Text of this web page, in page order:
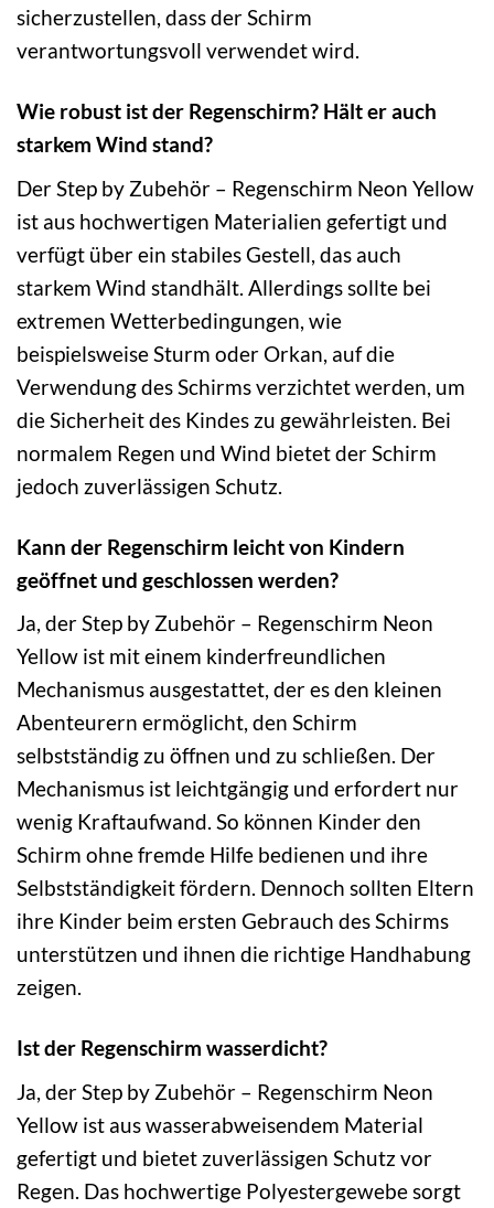
sicherzustellen, dass der Schirm
verantwortungsvoll verwendet wird.
Wie robust ist der Regenschirm? Hält er auch
starkem Wind stand?
Der Step by Zubehör – Regenschirm Neon Yellow
ist aus hochwertigen Materialien gefertigt und
verfügt über ein stabiles Gestell, das auch
starkem Wind standhält. Allerdings sollte bei
extremen Wetterbedingungen, wie
beispielsweise Sturm oder Orkan, auf die
Verwendung des Schirms verzichtet werden, um
die Sicherheit des Kindes zu gewährleisten. Bei
normalem Regen und Wind bietet der Schirm
jedoch zuverlässigen Schutz.
Kann der Regenschirm leicht von Kindern
geöffnet und geschlossen werden?
Ja, der Step by Zubehör – Regenschirm Neon
Yellow ist mit einem kinderfreundlichen
Mechanismus ausgestattet, der es den kleinen
Abenteurern ermöglicht, den Schirm
selbstständig zu öffnen und zu schließen. Der
Mechanismus ist leichtgängig und erfordert nur
wenig Kraftaufwand. So können Kinder den
Schirm ohne fremde Hilfe bedienen und ihre
Selbstständigkeit fördern. Dennoch sollten Eltern
ihre Kinder beim ersten Gebrauch des Schirms
unterstützen und ihnen die richtige Handhabung
zeigen.
Ist der Regenschirm wasserdicht?
Ja, der Step by Zubehör – Regenschirm Neon
Yellow ist aus wasserabweisendem Material
gefertigt und bietet zuverlässigen Schutz vor
Regen. Das hochwertige Polyestergewebe sorgt